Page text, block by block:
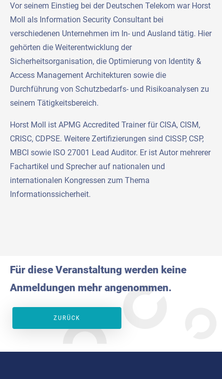
Vor seinem Einstieg bei der Deutschen Telekom war Horst
Moll als Information Security Consultant bei
verschiedenen Unternehmen im In- und Ausland tätig. Hier
gehörten die Weiterentwicklung der
Sicherheitsorganisation, die Optimierung von Identity &
Access Management Architekturen sowie die
Durchführung von Schutzbedarfs- und Risikoanalysen zu
seinem Tätigkeitsbereich.
Horst Moll ist APMG Accredited Trainer für CISA, CISM,
CRISC, CDPSE. Weitere Zertifizierungen sind CISSP, CSP,
MBCI sowie ISO 27001 Lead Auditor. Er ist Autor mehrerer
Fachartikel und Sprecher auf nationalen und
internationalen Kongressen zum Thema
Informationssicherheit.
Für diese Veranstaltung werden keine
Anmeldungen mehr angenommen.
ZURÜCK